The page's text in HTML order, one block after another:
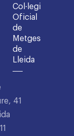
Col·legi
Oficial
de
Metges
de
Lleida
41